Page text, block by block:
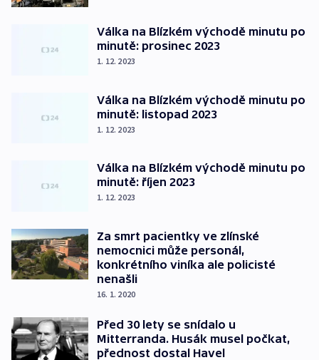
Válka na Blízkém východě minutu po
minutě: prosinec 2023
1. 12. 2023
Válka na Blízkém východě minutu po
minutě: listopad 2023
1. 12. 2023
Válka na Blízkém východě minutu po
minutě: říjen 2023
1. 12. 2023
Za smrt pacientky ve zlínské
nemocnici může personál,
konkrétního viníka ale policisté
nenašli
16. 1. 2020
Před 30 lety se snídalo u
Mitterranda. Husák musel počkat,
přednost dostal Havel